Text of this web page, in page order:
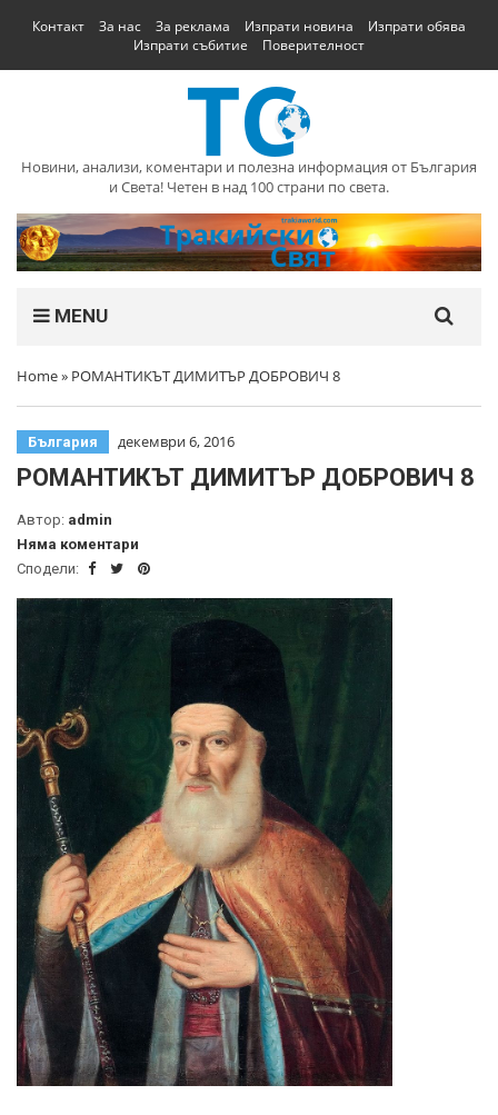
Контакт За нас За реклама Изпрати новина
Изпрати обява
Изпрати събитие
Поверителност
Новини, анализи, коментари и полезна информация от България
и Света! Четен в над 100 страни по света.
MENU
Home» РОМАНТИКЪТ ДИМИТЪР ДОБРОВИЧ 8
България декември 6, 2016
РОМАНТИКЪТ ДИМИТЪР ДОБРОВИЧ 8
Автор: admin
Няма коментари
Сподели: